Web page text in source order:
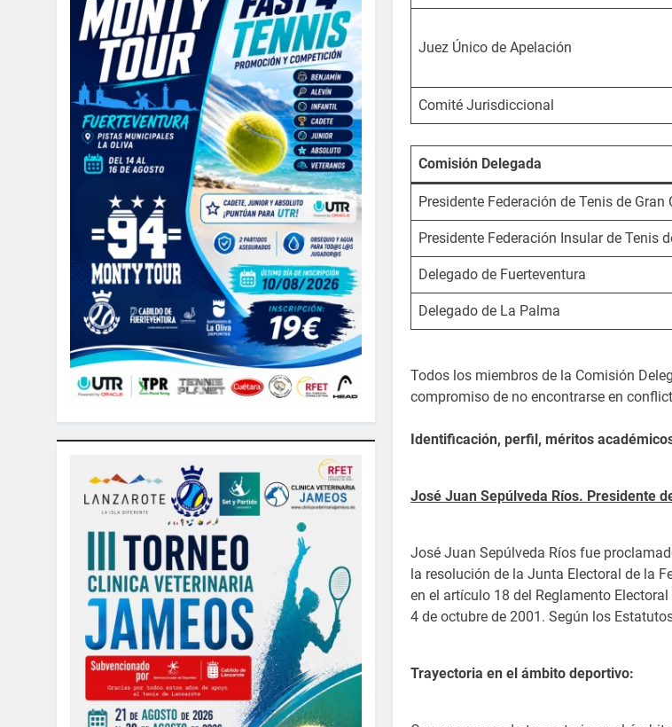
Juez Único de Apelación
Comité Jurisdiccional
Comisión Delegada
Presidente Federación de Tenis de Gran
Presidente Federación Insular de Tenis
Delegado de Fuerteventura
Delegado de La Palma
Todos los miembros de la Comisión
compromiso de no encontrarse en
Identificación, perfil, méritos
José Juan Sepúlveda Ríos. Presidente
José Juan Sepúlveda Ríos fue
la resolución de la Junta Electoral de la
en el artículo 18 del Reglamento
4 de octubre de 2001. Según los
Trayectoria en el ámbito deportivo: